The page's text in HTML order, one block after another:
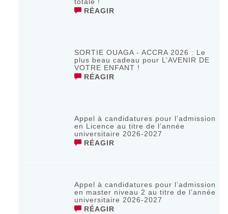
totale !
RÉAGIR
SORTIE OUAGA - ACCRA 2026 : Le
plus beau cadeau pour L’AVENIR DE
VOTRE ENFANT !
RÉAGIR
Appel à candidatures pour l’admission
en Licence au titre de l’année
universitaire 2026-2027
RÉAGIR
Appel à candidatures pour l’admission
en master niveau 2 au titre de l’année
universitaire 2026-2027
RÉAGIR